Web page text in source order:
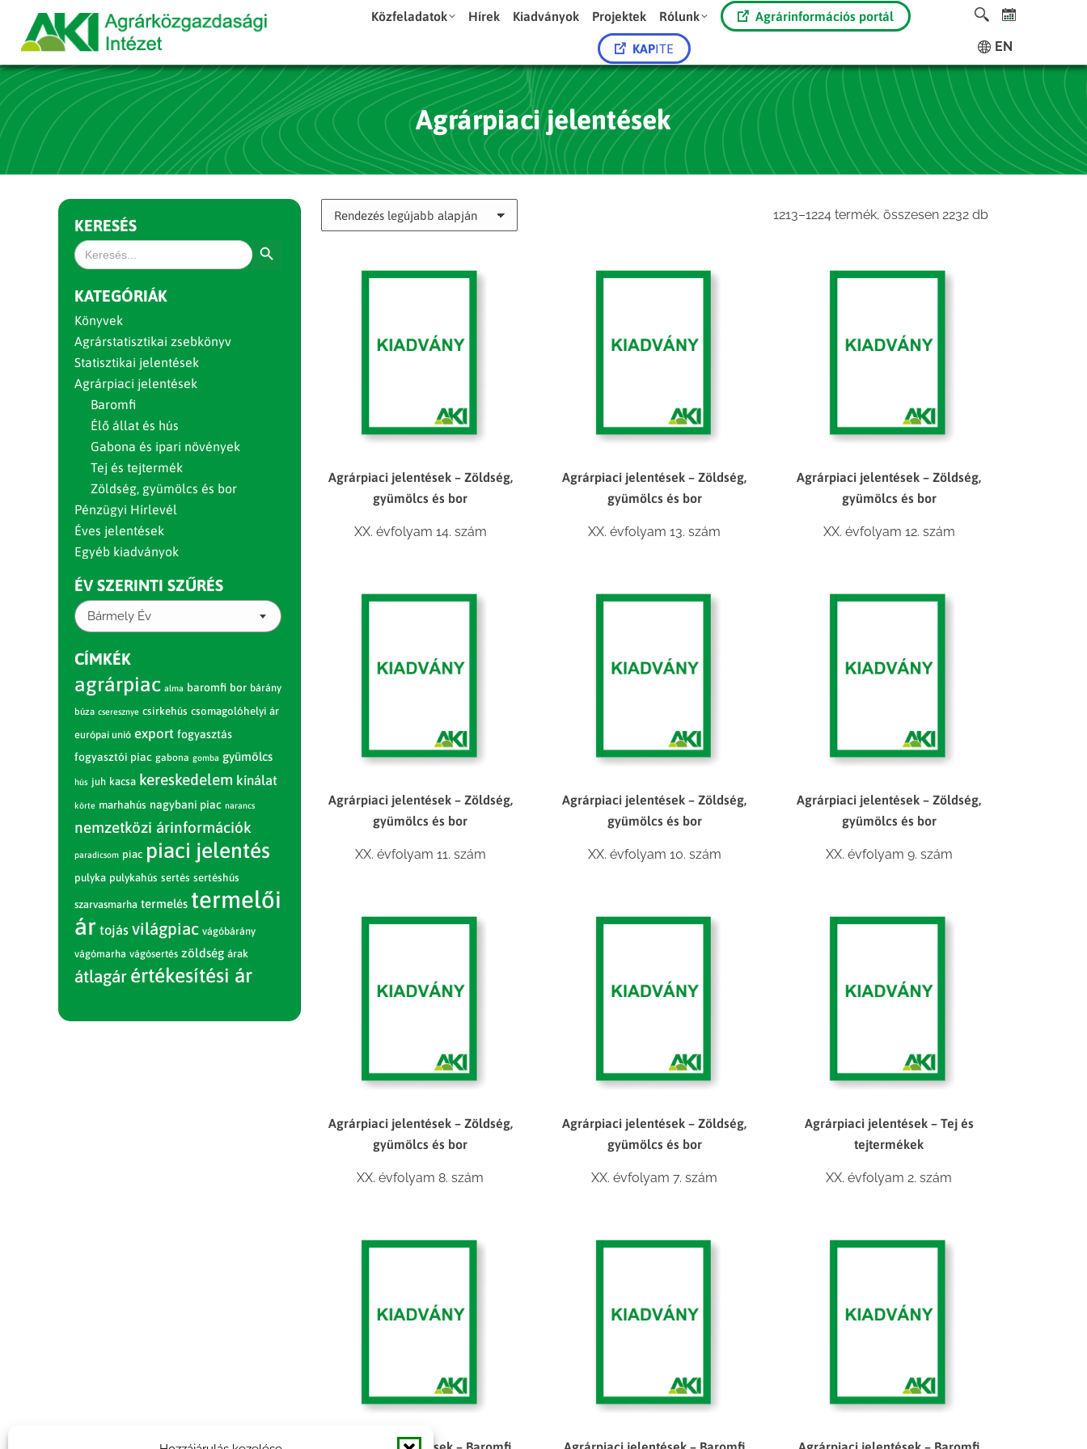
Közfeladatok Hírek Kiadványok Projektek Rólunk Agrárinformációs portál
KAPITE EN
Agrárpiaci jelentések
1213–1224 termék, összesen 2232 dbSorted
Agrárpiaci jelentések – Zöldség,
gyümölcs és bor
XX. évfolyam 14. szám
Agrárpiaci jelentések – Zöldség,
gyümölcs és bor
XX. évfolyam 13. szám
Agrárpiaci jelentések – Zöldség,
gyümölcs és bor
XX. évfolyam 12. szám
Agrárpiaci jelentések – Zöldség,
gyümölcs és bor
XX. évfolyam 11. szám
Agrárpiaci jelentések – Zöldség,
gyümölcs és bor
XX. évfolyam 10. szám
Agrárpiaci jelentések – Zöldség,
gyümölcs és bor
XX. évfolyam 9. szám
Agrárpiaci jelentések – Zöldség,
gyümölcs és bor
XX. évfolyam 8. szám
Agrárpiaci jelentések – Zöldség,
gyümölcs és bor
XX. évfolyam 7. szám
Agrárpiaci jelentések – Tej és
tejtermékek
XX. évfolyam 2. szám
KERESÉS
Search
for:
KATEGÓRIÁK
Könyvek
Agrárstatisztikai zsebkönyv
Statisztikai jelentések
Agrárpiaci jelentések
Baromfi
Élő állat és hús
Gabona és ipari növények
Tej és tejtermék
Zöldség, gyümölcs és bor
Pénzügyi Hírlevél
Éves jelentések
Egyéb kiadványok
ÉV SZERINTI SZŰRÉS
Bármely Év
CÍMKÉK
agrárpiac alma baromfi bor bárány
búza cseresznye csirkehús csomagolóhelyi ár
európai unió export fogyasztás
fogyasztói piac gabona gomba gyümölcs
hús juh kacsa kereskedelem kínálat
körte marhahús nagybani piac narancs
nemzetközi árinformációk
paradicsom piac piaci jelentés
pulyka pulykahús sertés sertéshús
szarvasmarha termelés termelői
ár tojás világpiac vágóbárány
vágómarha vágósertés zöldség árak
átlagár értékesítési ár